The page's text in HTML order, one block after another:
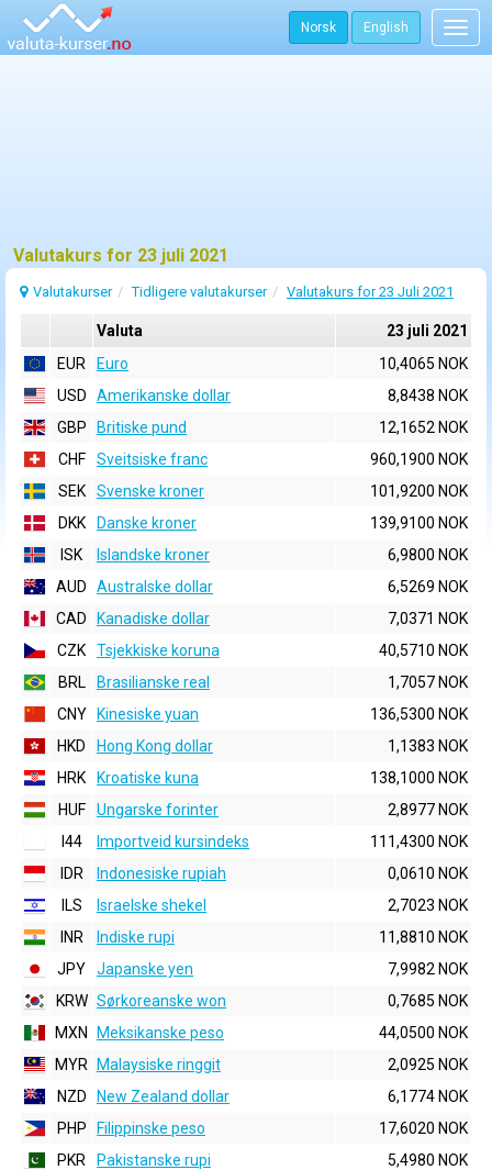
Norsk English
Valutakurs for 23 juli 2021
Valutakurser Tidligere valutakurser Valutakurs for 23 Juli 2021
Valuta
23 juli 2021
EUR
Euro
10,4065 NOK
USD
Amerikanske dollar
8,8438 NOK
GBP
Britiske pund
12,1652 NOK
CHF
Sveitsiske franc
960,1900 NOK
SEK
Svenske kroner
101,9200 NOK
DKK
Danske kroner
139,9100 NOK
ISK
Islandske kroner
6,9800 NOK
AUD
Australske dollar
6,5269 NOK
CAD
Kanadiske dollar
7,0371 NOK
CZK
Tsjekkiske koruna
40,5710 NOK
BRL
Brasilianske real
1,7057 NOK
CNY
Kinesiske yuan
136,5300 NOK
HKD
Hong Kong dollar
1,1383 NOK
HRK
Kroatiske kuna
138,1000 NOK
HUF
Ungarske forinter
2,8977 NOK
I44
Importveid kursindeks
111,4300 NOK
IDR
Indonesiske rupiah
0,0610 NOK
ILS
Israelske shekel
2,7023 NOK
INR
Indiske rupi
11,8810 NOK
JPY
Japanske yen
7,9982 NOK
KRW Sørkoreanske won
0,7685 NOK
MXN
Meksikanske peso
44,0500 NOK
MYR
Malaysiske ringgit
2,0925 NOK
NZD
New Zealand dollar
6,1774 NOK
PHP
Filippinske peso
17,6020 NOK
PKR
Pakistanske rupi
5,4980 NOK